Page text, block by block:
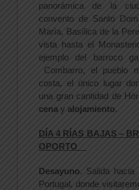
panorámica de la
convento de Santo
María, Basílica de la
vista hasta el
ejemplo del barroco
Combarro, el pueblo
costa, el único lugar
una gran cantidad de
cena y alojamiento.
DÍA 4 RÍAS BAJAS –
OPORTO
Desayuno. Salida hacia
Portugal, donde